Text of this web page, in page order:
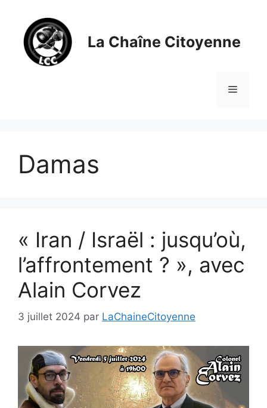
contenu
La Chaîne Citoyenne
Menu
Damas
« Iran / Israël : jusqu’où,
l’affrontement ? », avec
Alain Corvez
3 juillet 2024 par LaChaineCitoyenne